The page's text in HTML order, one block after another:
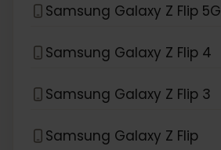
Samsung Galaxy Z Flip 5G
Samsung Galaxy Z Flip 4
Samsung Galaxy Z Flip 3
Samsung Galaxy Z Flip